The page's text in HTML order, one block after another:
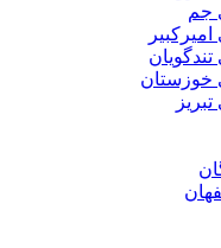
جم
خوزستان